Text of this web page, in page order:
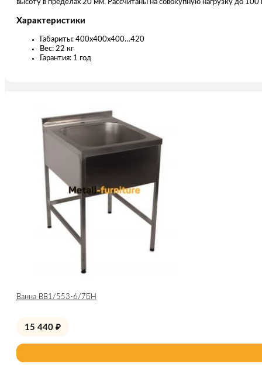
высоту в пределах 20 мм. Рассчитаны на совокупную нагрузку до 100
Характеристики
Габариты: 400х400х400…420
Вес: 22 кг
Гарантия: 1 год
Ванна ВВ1/553-6/7БН
15 440 ₽